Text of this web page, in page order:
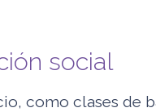
social
como clases de